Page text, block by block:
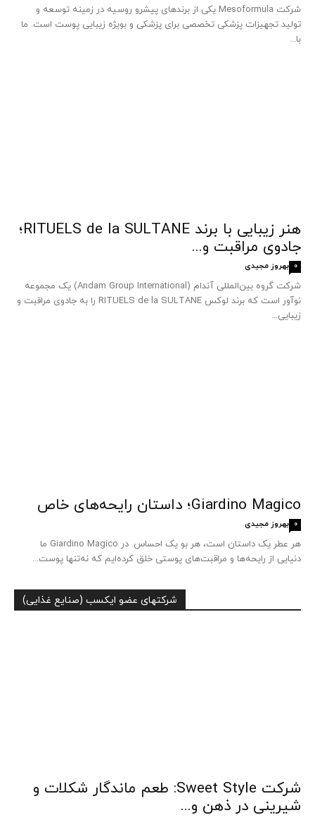
شرکت Mesoformula یکی از برندهای پیشرو روسیه در زمینه توسعه و
تولید تجهیزات پزشکی تخصصی برای پزشکی و بویژه زیبایی پوست است. ما
با...
هنر زیبایی با برند RITUELS de la SULTANE؛
جادوی مراقبت و...
بهروز مجیدی 0
شرکت گروه بین‌المللی آندام (Andam Group International) یک مجموعه
نوآور است که برند لوکس RITUELS de la SULTANE را به جادوی مراقبت و
زیبایی...
Giardino Magico؛ داستان رایحه‌های خاص
بهروز مجیدی 0
هر عطر یک داستان است، هر بو یک احساس. در Giardino Magico ما
دنیایی از رایحه‌ها و مراقبت‌های پوستی خلق کرده‌ایم که نه‌تنها پوست...
شرکتهای عضو ایکسب (صنایع غذایی)
شرکت Sweet Style: طعم ماندگار شکلات و
شیرینی در ذهن و...